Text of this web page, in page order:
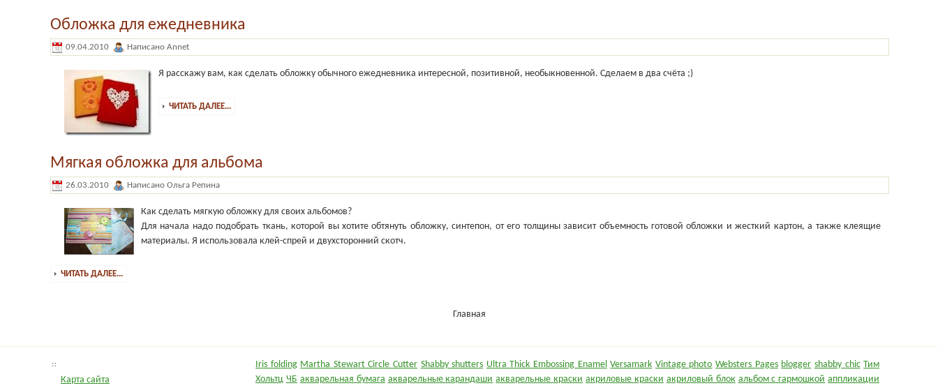
Обложка для ежедневника
09.04.2010 Написано Annet
Я расскажу вам, как сделать обложку обычного ежедневника интересной, позитивной, необыкновенной. Сделаем в два счёта ;)
ЧИТАТЬ ДАЛЕЕ...
Мягкая обложка для альбома
26.03.2010 Написано Ольга Репина
Как сделать мягкую обложку для своих альбомов?
Для начала надо подобрать ткань, которой вы хотите обтянуть обложку, синтепон, от его толщины зависит объемность готовой обложки и жесткий картон, а также клеящие
материалы. Я использовала клей-спрей и двухсторонний скотч.
ЧИТАТЬ ДАЛЕЕ...
Главная
Карта сайта
Iris folding Martha Stewart Circle Cutter Shabby shutters Ultra Thick Embossing Enamel Versamark Vintage photo Websters Pages blogger shabby chic Тим
Хольтц ЧБ акварельная бумага акварельные карандаши акварельные краски акриловые краски акриловый блок альбом с гармошкой аппликации